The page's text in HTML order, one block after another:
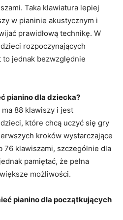
Taka klawiatura lepiej
w pianinie akustycznym i
prawidłową technikę. W
rozpoczynających
to jednak bezwzględnie
pianino dla dziecka?
88 klawiszy i jest
które chcą uczyć się gry
kroków wystarczające
76 klawiszami, szczególnie dla
pamiętać, że pełna
możliwości.
pianino dla początkujących